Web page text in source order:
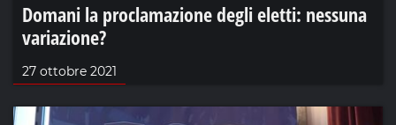
Domani la proclamazione degli eletti: nessuna
variazione?
27 ottobre 2021